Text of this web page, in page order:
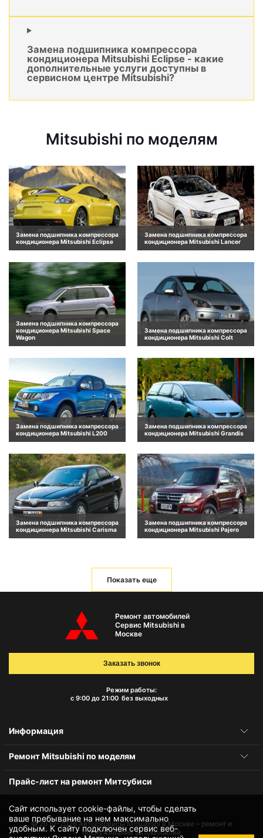
Замена подшипника компрессора
кондиционера Mitsubishi Eclipse - какие
дополнительные услуги доступны в
сервисном центре Mitsubishi?
Mitsubishi по моделям
Замена подшипника компрессора
кондиционера Mitsubishi Eclipse
Замена подшипника компрессора
кондиционера Mitsubishi Lancer
Замена подшипника компрессора
кондиционера Mitsubishi Space
Wagon
Замена подшипника компрессора
кондиционера Mitsubishi Colt
Замена подшипника компрессора
кондиционера Mitsubishi L200
Замена подшипника компрессора
кондиционера Mitsubishi Grandis
Замена подшипника компрессора
кондиционера Mitsubishi Carisma
Замена подшипника компрессора
кондиционера Mitsubishi Pajero
Показать еще
Сайт использует cookie-файлы, чтобы сделать
ваше пребывание на нем максимально
удобным. К cайту подключен сервис веб-
Ремонт автомобилей
Сервис Mitsubishi в
Москве
Режим работы:
с 9:00 до 21:00 без выходных
Заказать звонок
Информация
Ремонт Mitsubishi по моделям
Прайс-лист на ремонт Митсубиси
© 2010-2026Автосервисы Mitsubishi в Москве – ремонт и
обслуживание автомобилей